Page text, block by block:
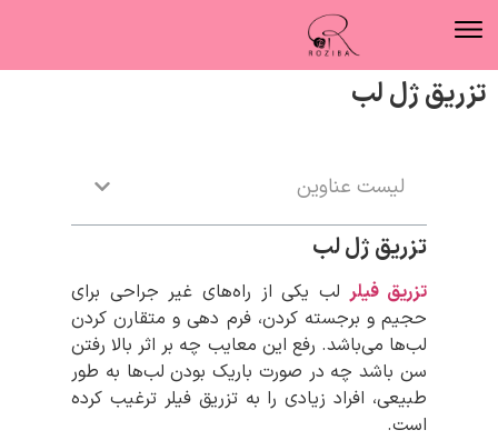
تزریق ژل لب
لیست عناوین
تزریق ژل لب
تزریق فیلر لب یکی از راه‌‌های غیر جراحی برای
حجیم و برجسته کردن، فرم دهی و متقارن کردن
لب‌‌ها ‌می‌باشد. رفع این معایب چه بر اثر بالا رفتن
سن باشد چه در صورت باریک بودن لب‌‌ها به طور
طبیعی، افراد زیادی را به تزریق فیلر ترغیب کرده
است.